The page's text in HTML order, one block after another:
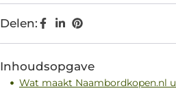
Delen:
Inhoudsopgave
Wat maakt Naambordkopen.nl